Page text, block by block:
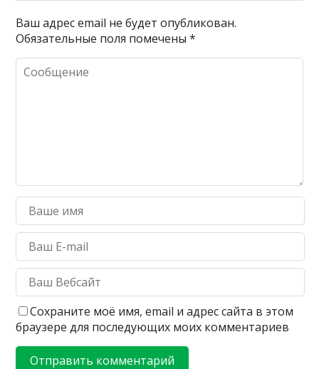
Ваш адрес email не будет опубликован.
Обязательные поля помечены*
Сохраните моё имя, email и адрес сайта в этом
браузере для последующих моих комментариев